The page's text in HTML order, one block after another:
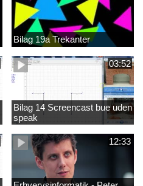
Bilag 19a Trekanter
03:52
Bilag 14 Screencast bue uden
speak
12:33